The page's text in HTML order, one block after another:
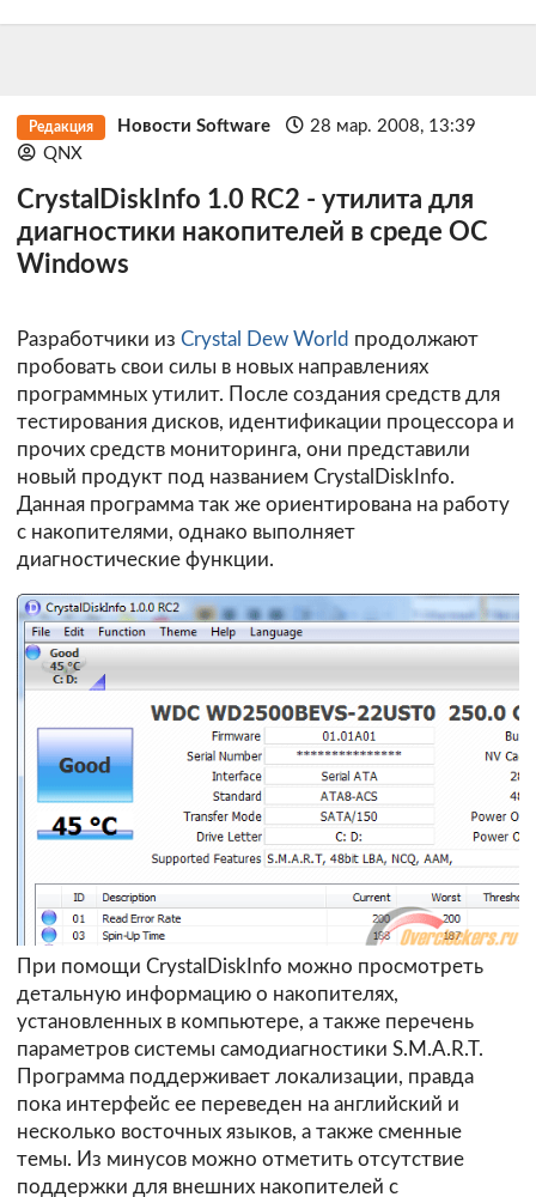
Редакция Новости Software
28 мар. 2008, 13:39
QNX
CrystalDiskInfo 1.0 RC2 - утилита для
диагностики накопителей в среде ОС
Windows
Разработчики из Crystal Dew World продолжают
пробовать свои силы в новых направлениях
программных утилит. После создания средств для
тестирования дисков, идентификации процессора и
прочих средств мониторинга, они представили
новый продукт под названием CrystalDiskInfo.
Данная программа так же ориентирована на работу
с накопителями, однако выполняет
диагностические функции.
При помощи CrystalDiskInfo можно просмотреть
детальную информацию о накопителях,
установленных в компьютере, а также перечень
параметров системы самодиагностики S.M.A.R.T.
Программа поддерживает локализации, правда
пока интерфейс ее переведен на английский и
несколько восточных языков, а также сменные
темы. Из минусов можно отметить отсутствие
поддержки для внешних накопителей с